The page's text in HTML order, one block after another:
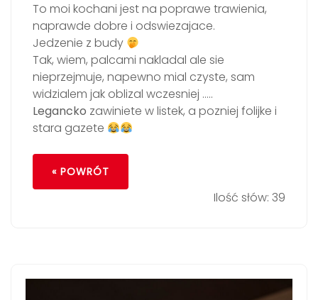
To moi kochani jest na poprawe trawienia,
naprawde dobre i odswiezajace.
Jedzenie z budy
Tak, wiem, palcami nakladal ale sie
nieprzejmuje, napewno mial czyste, sam
widzialem jak oblizal wczesniej …..
Legancko zawiniete w listek, a pozniej folijke i
stara gazete
« POWRÓT
Ilość słów: 39